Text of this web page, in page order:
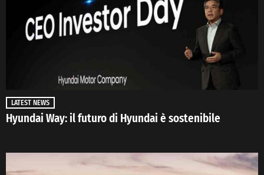
LATEST NEWS
Hyundai Way: il futuro di Hyundai è sostenibile